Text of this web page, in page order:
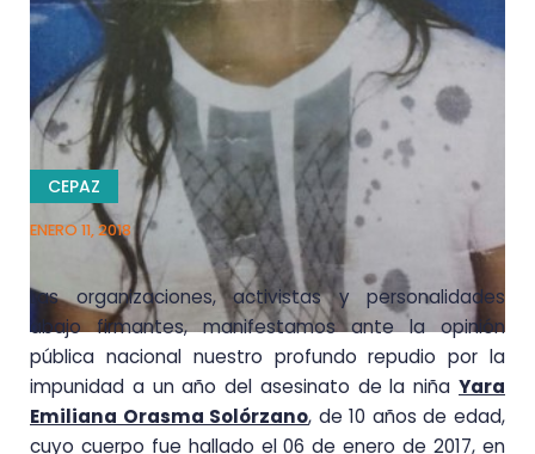
CEPAZ
ENERO 11, 2018
Las organizaciones, activistas y personalidades
abajo firmantes, manifestamos ante la opinión
pública nacional nuestro profundo repudio por la
impunidad a un año del asesinato de la niña Yara
Emiliana Orasma Solórzano, de 10 años de edad,
cuyo cuerpo fue hallado el 06 de enero de 2017, en